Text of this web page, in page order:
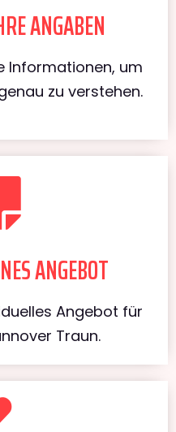
ANGABEN
Informationen, um
zu verstehen.
ANGEBOT
Angebot für
Traun.